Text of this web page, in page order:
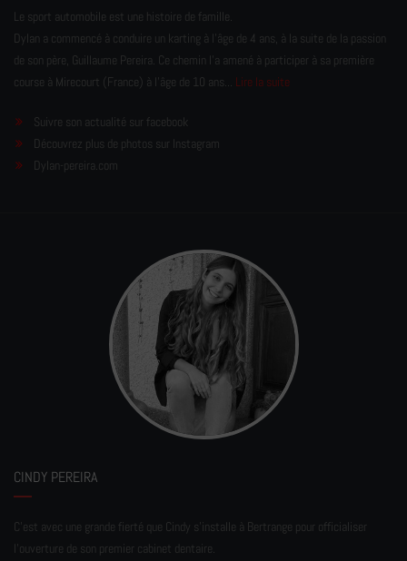
Le sport automobile est une histoire de famille.
Dylan a commencé à conduire un karting à l’âge de 4 ans, à la suite de la passion
de son père, Guillaume Pereira. Ce chemin l'a amené à participer à sa première
course à Mirecourt (France) à l'âge de 10 ans... Lire la suite
Suivre son actualité sur facebook
Découvrez plus de photos sur Instagram
Dylan-pereira.com
CINDY PEREIRA
C'est avec une grande fierté que Cindy s'installe à Bertrange pour officialiser
l'ouverture de son premier cabinet dentaire.